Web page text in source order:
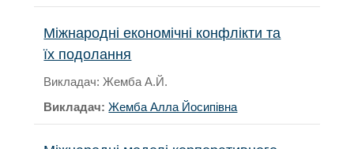
Міжнародні економічні конфлікти та
їх подолання
Викладач: Жемба А.Й.
Викладач:Жемба Алла Йосипівна